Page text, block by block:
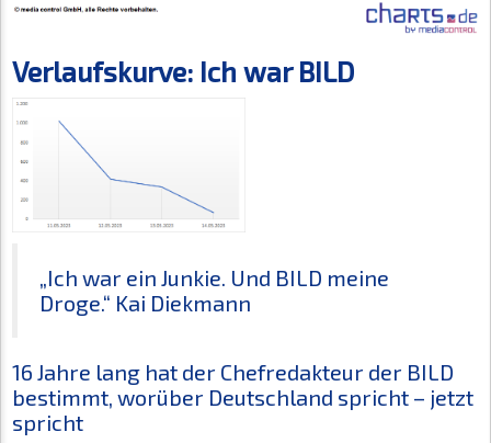
Verlaufskurve: Ich war BILD
„Ich war ein Junkie. Und BILD meine
Droge.“ Kai Diekmann
16 Jahre lang hat der Chefredakteur der BILD
bestimmt, worüber Deutschland spricht – jetzt
spricht